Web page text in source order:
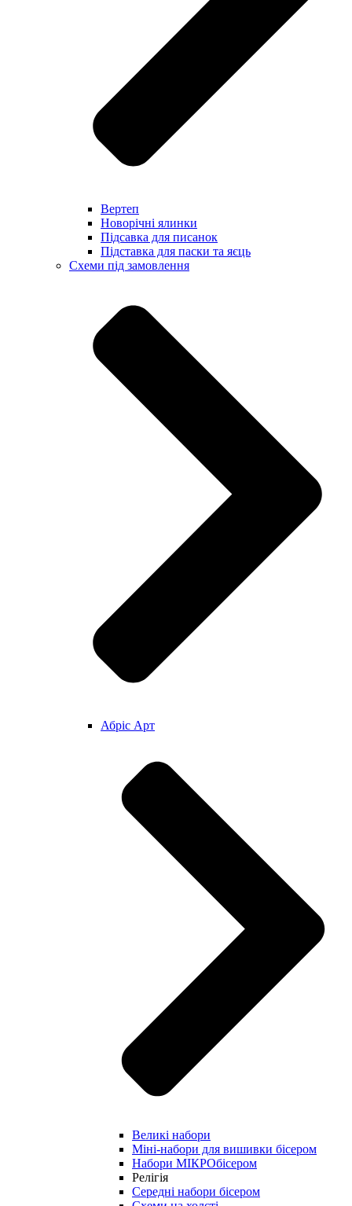
Вертеп
Новорічні ялинки
Підсавка для писанок
Підставка для паски та яєць
Схеми під замовлення
Абріс Арт
Великі набори
Міні-набори для вишивки бісером
Набори МІКРОбісером
Релігія
Середні набори бісером